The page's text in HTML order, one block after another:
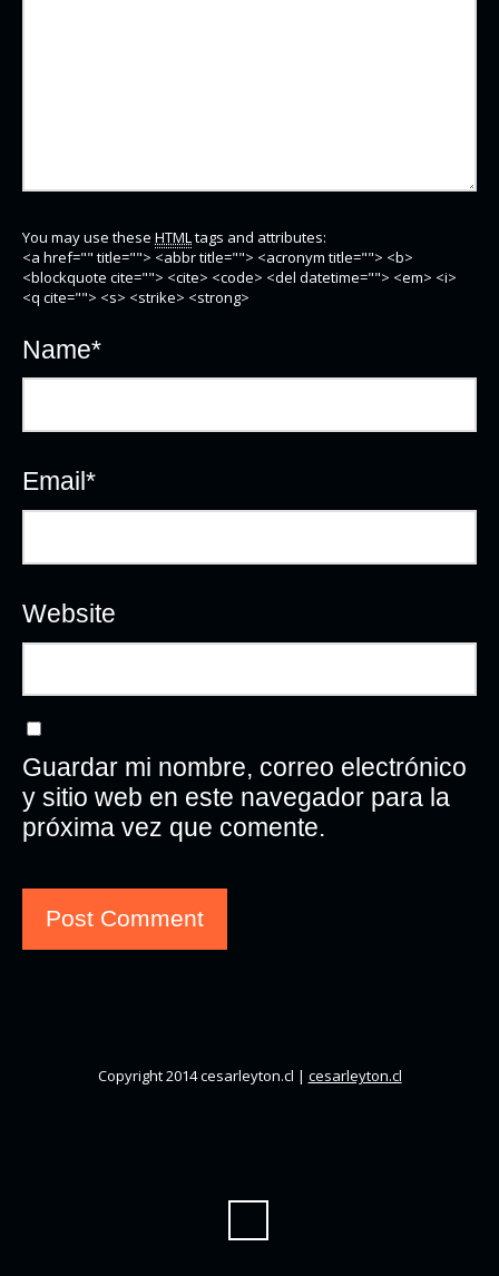
You may use these HTMLtags and attributes:
<a href="" title=""> <abbr title=""> <acronym title=""> <b>
<blockquote cite=""> <cite> <code> <del datetime=""> <em> <i>
<q cite=""> <s> <strike> <strong>
Name*
Email *
Website
Guardar mi nombre, correo electrónico
y sitio web en este navegador para la
próxima vez que comente.
Copyright 2014 cesarleyton.cl | cesarleyton.cl